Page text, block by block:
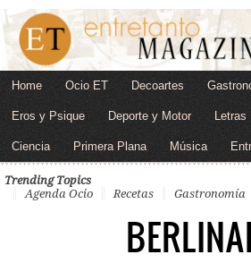
Home Ocio ET Decoartes
Eros y Psique Deporte y Motor Letras
Ciencia Primera Plana Música
Trending Topics
Agenda Ocio
Recetas Gastronomía